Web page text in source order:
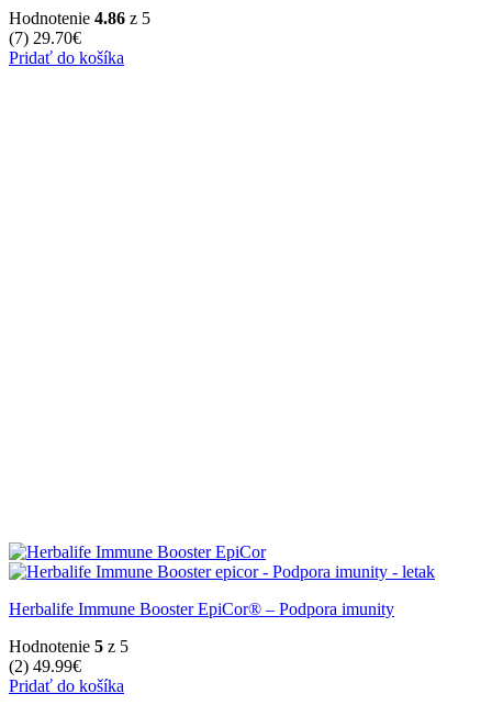
Hodnotenie 4.86 z 5
(7) 29.70€
Pridať do košíka
Herbalife Immune Booster EpiCor® – Podpora imunity
Hodnotenie 5 z 5
(2) 49.99€
Pridať do košíka